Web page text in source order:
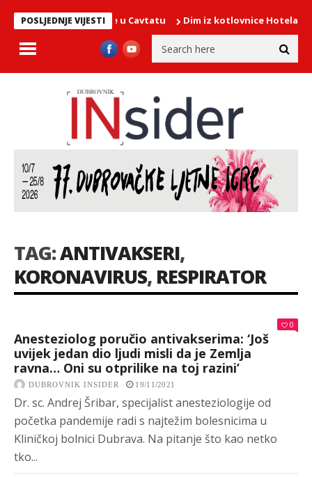
POSLJEDNJE VIJESTI
Gospe Snježne u Cavtatu Dim iz kotlovnice Hotela More,
TAG:ANTIVAKSERI,
KORONAVIRUS, RESPIRATOR
0
Anesteziolog poručio antivakserima: ‘Još
uvijek jedan dio ljudi misli da je Zemlja
ravna… Oni su otprilike na toj razini’
DUBROVNIK INSIDER 19/11/2021
Dr. sc. Andrej Šribar, specijalist anesteziologije od
početka pandemije radi s najtežim bolesnicima u
Kliničkoj bolnici Dubrava. Na pitanje što kao netko
tko...